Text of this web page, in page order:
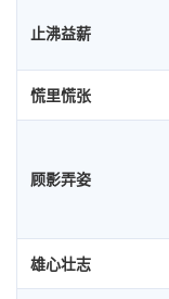
止沸益薪
慌里慌张
顾影弄姿
雄心壮志